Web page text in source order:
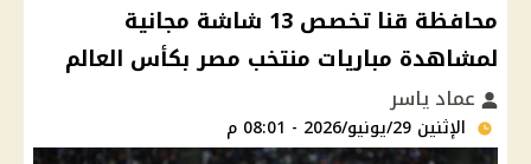
محافظة قنا تخصص 13 شاشة مجانية
لمشاهدة مباريات منتخب مصر بكأس العالم
عماد ياسر
الإثنين 29/يونيو/2026 - 08:01 م